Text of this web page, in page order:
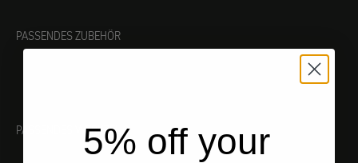
PASSENDES ZUBEHÖR
PASSENDES WERKZEUG5% off your